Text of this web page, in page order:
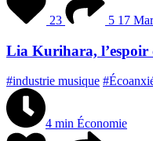
23 5 17 Mar
Lia Kurihara, l’espoir
#industrie musique
4 min Économie